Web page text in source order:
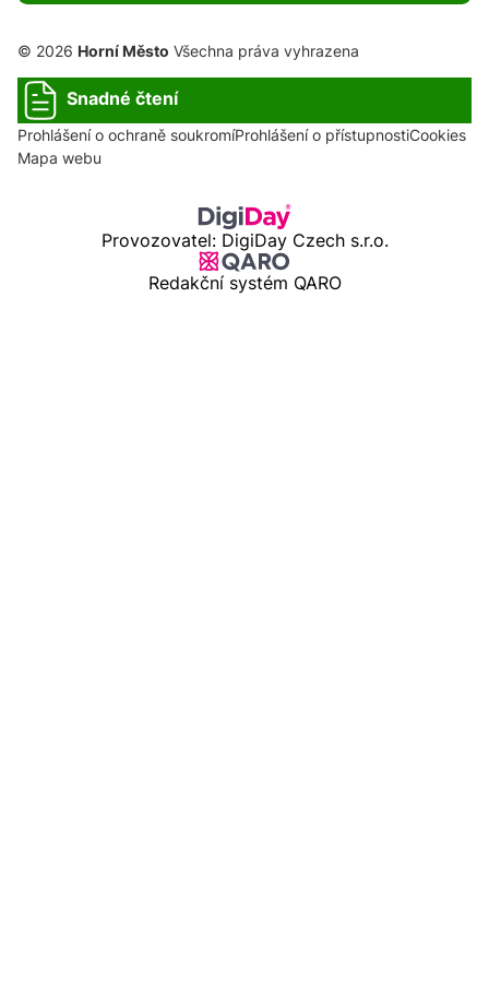
© 2026 Horní Město Všechna práva vyhrazena
Snadné čtení
Prohlášení o ochraně soukromíProhlášení o přístupnostiCookies
Mapa webu
Provozovatel: DigiDay Czech s.r.o.
Redakční systém QARO